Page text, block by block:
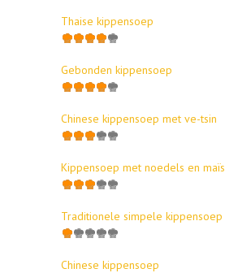
Thaise kippensoep
Gebonden kippensoep
Chinese kippensoep met ve-tsin
Kippensoep met noedels en maïs
Traditionele simpele kippensoep
Chinese kippensoep